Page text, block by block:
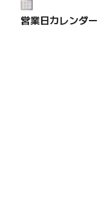
営業日カレンダー